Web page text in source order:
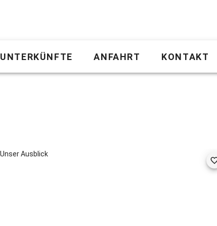
UNTERKÜNFTE ANFAHRT KONTAKT